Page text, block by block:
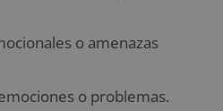
o amenazas
o problemas.